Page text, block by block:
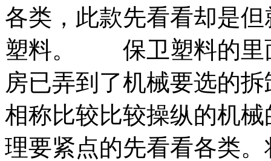
各类，此款先看看却是
塑料。 保卫塑料的里
房已弄到了机械要选的
相称比较比较操纵的机
理要紧点的先看看各类